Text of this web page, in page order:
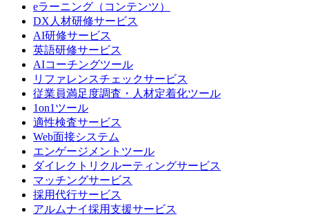
eラーニング（コンテンツ）
DX人材研修サービス
AI研修サービス
英語研修サービス
AIコーチングツール
リファレンスチェックサービス
従業員満足度調査・人材定着化ツール
1on1ツール
適性検査サービス
Web面接システム
エンゲージメントツール
ダイレクトリクルーティングサービス
マッチングサービス
採用代行サービス
アルムナイ採用支援サービス